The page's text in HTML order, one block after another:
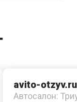
avito-otzyv.ru
Автосалон: